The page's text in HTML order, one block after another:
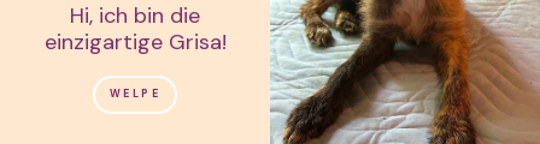
Hi, ich bin die
einzigartige Grisa!
WELPE